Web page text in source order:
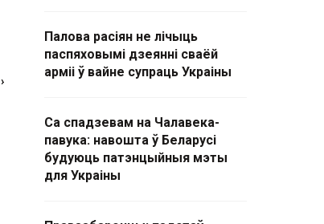
›
Палова расіян не лічыць
паспяховымі дзеянні сваёй
арміі ў вайне супраць Украіны
Са спадзевам на Чалавека-
павука: навошта ў Беларусі
будуюць патэнцыйныя мэты
для Украіны